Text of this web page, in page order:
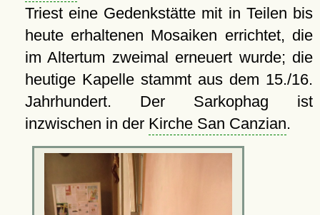
Triest eine Gedenkstätte mit in Teilen bis
heute erhaltenen Mosaiken errichtet, die
im Altertum zweimal erneuert wurde; die
heutige Kapelle stammt aus dem 15./16.
Jahrhundert. Der Sarkophag ist
inzwischen in der Kirche San Canzian.